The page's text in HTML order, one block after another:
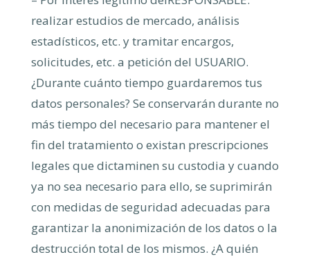
realizar estudios de mercado, análisis
estadísticos, etc. y tramitar encargos,
solicitudes, etc. a petición del USUARIO.
¿Durante cuánto tiempo guardaremos tus
datos personales? Se conservarán durante no
más tiempo del necesario para mantener el
fin del tratamiento o existan prescripciones
legales que dictaminen su custodia y cuando
ya no sea necesario para ello, se suprimirán
con medidas de seguridad adecuadas para
garantizar la anonimización de los datos o la
destrucción total de los mismos. ¿A quién